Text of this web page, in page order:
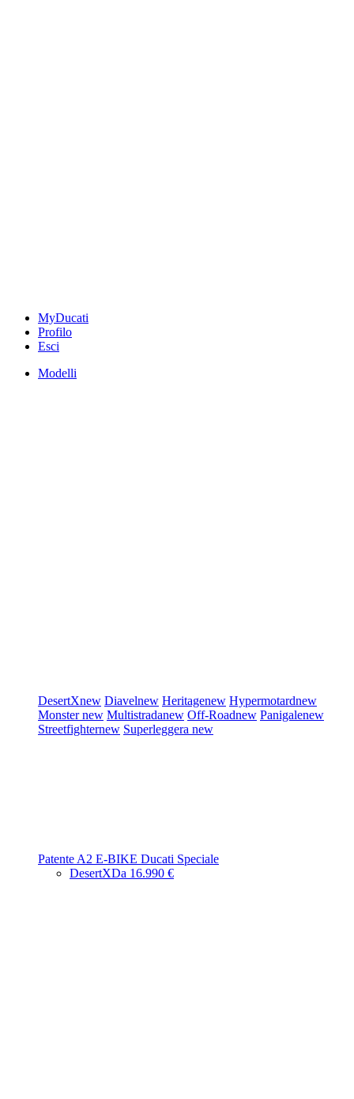
MyDucati
Profilo
Esci
Modelli
DesertXnew Diavelnew Heritagenew Hypermotardnew
Monsternew Multistradanew Off-Roadnew Panigalenew
Streetfighternew Superleggera new
Patente A2 E-BIKE Ducati Speciale
DesertXDa 16.990 €